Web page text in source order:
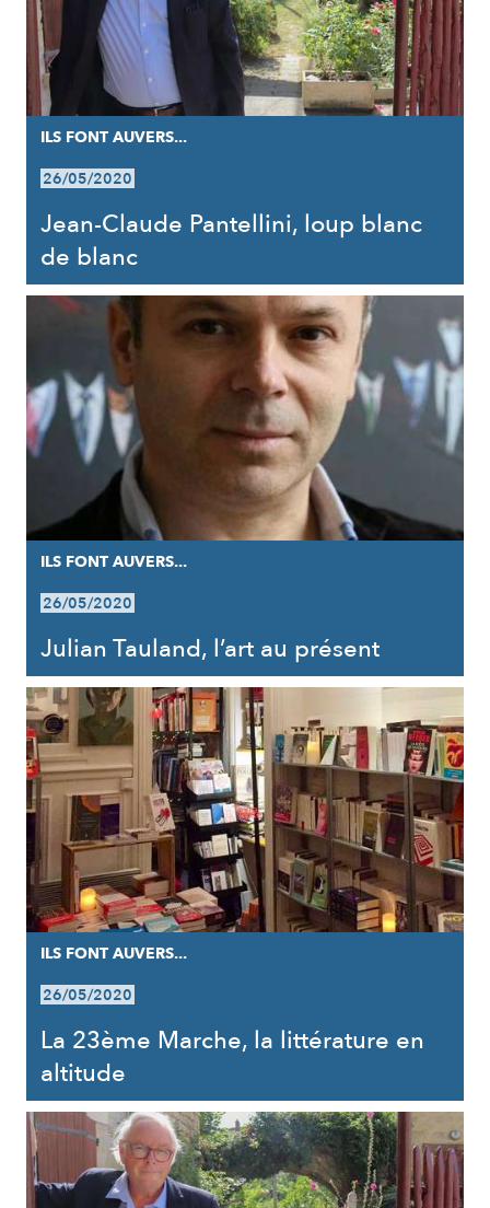
ILS FONT AUVERS...
26/05/2020
Jean-Claude Pantellini, loup blanc
de blanc
ILS FONT AUVERS...
26/05/2020
Julian Tauland, l’art au présent
ILS FONT AUVERS...
26/05/2020
La 23ème Marche, la littérature en
altitude